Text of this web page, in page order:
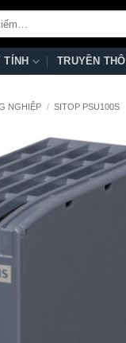
TÍNH TRUYỀN
NGHIỆP / SITOP PSU100S